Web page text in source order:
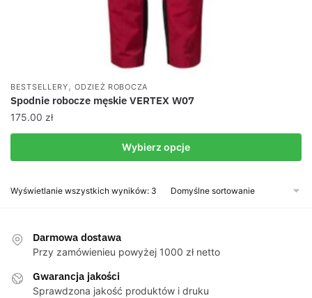
BESTSELLERY,ODZIEŻ ROBOCZA
Spodnie robocze męskie VERTEX W07
175.00 zł
Wybierz opcje
produkt
wariantów.
Opcje
można
wybrać
Wyświetlanie wszystkich wyników: 3
Darmowa dostawa
Przy zamówienieu powyżej 1000 zł netto
Gwarancja jakości
Sprawdzona jakość produktów i druku